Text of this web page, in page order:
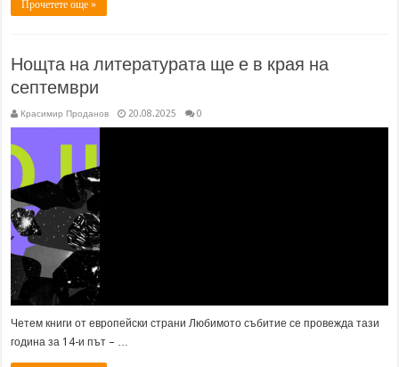
Прочетете още »
Нощта на литературата ще е в края на
септември
Красимир Проданов 20.08.2025 0
Четем книги от европейски страни Любимото събитие се провежда тази
година за 14-и път – …